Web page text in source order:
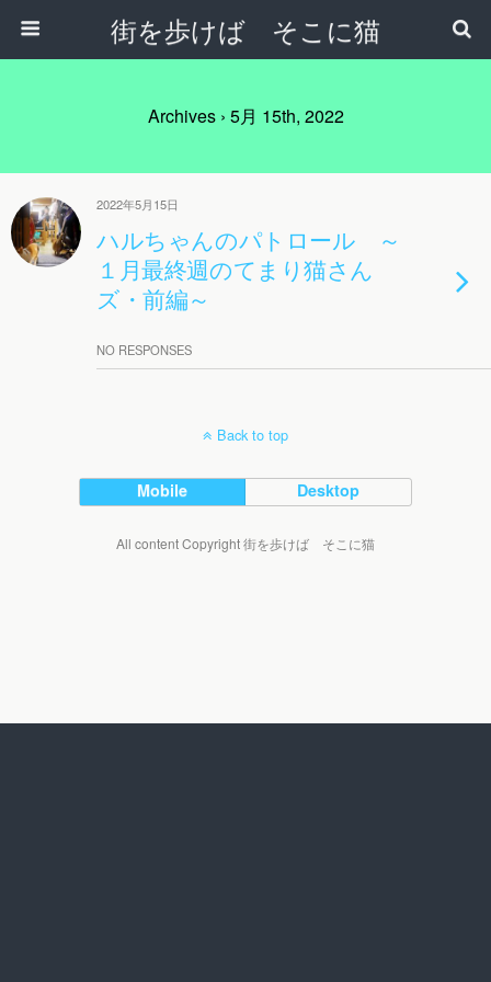
街を歩けば そこに猫
Archives › 5月 15th, 2022
2022年5月15日
ハルちゃんのパトロール ～
１月最終週のてまり猫さん
ズ・前編～
NO RESPONSES
Back to top
Mobile Desktop
All content Copyright 街を歩けば そこに猫